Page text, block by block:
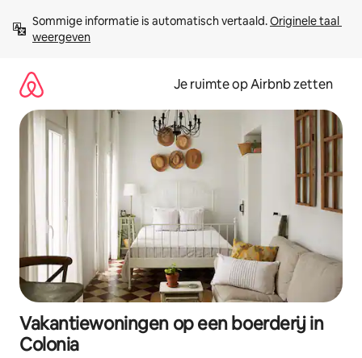
direct
naar
Sommige informatie is automatisch vertaald. Originele taal
weergeven
Je ruimte op Airbnb zetten
Vakantiewoningen op een boerderij in
Colonia